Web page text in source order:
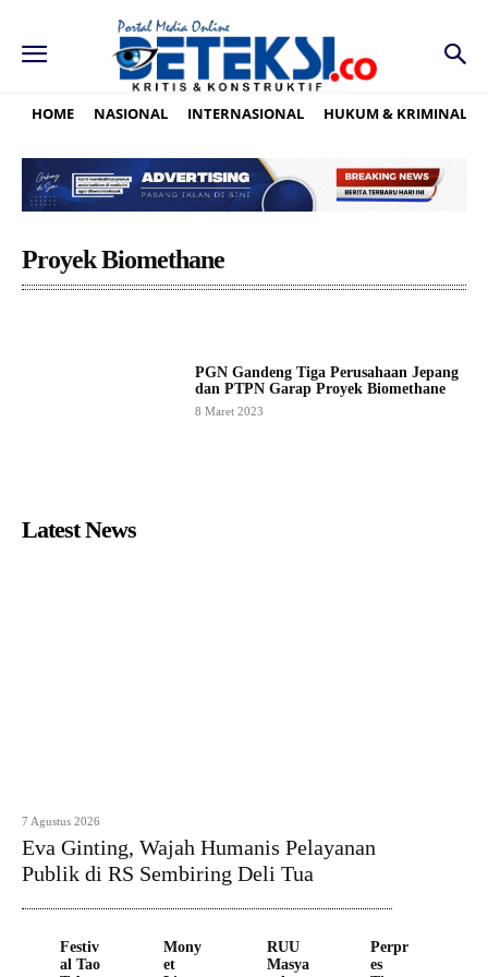
HOME NASIONAL INTERNASIONAL HUKUM & KRIMINAL
Proyek Biomethane
PGN Gandeng Tiga Perusahaan Jepang
dan PTPN Garap Proyek Biomethane
8 Maret 2023
Latest News
7 Agustus 2026
Eva Ginting, Wajah Humanis Pelayanan
Publik di RS Sembiring Deli Tua
Festiv
al Tao
Mony
et
RUU
Masya
Perpr
es